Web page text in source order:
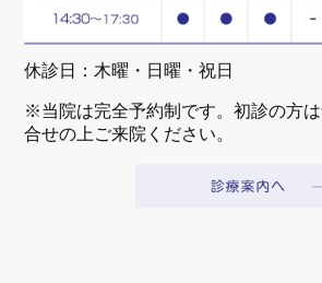
休診日：木曜・日曜・祝日
※当院は完全予約制です。初診の方
合せの上ご来院ください。